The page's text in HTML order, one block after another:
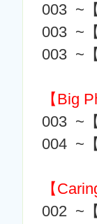
003 ~
003 ~
003 ~
【Big
003 ~
004 ~
【
002 ~